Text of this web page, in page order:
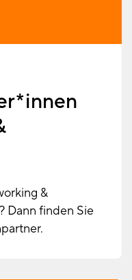
&
Dann finden Sie